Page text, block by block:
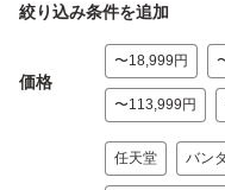
絞り込み条件を追加
価格
〜18,999円
〜113,999円
任天堂 バン